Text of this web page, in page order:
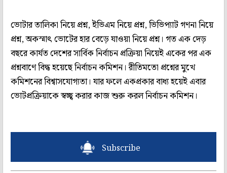
ভোটার তালিকা নিয়ে প্রশ্ন, ইভিএম নিয়ে প্রশ্ন, ভিভিপ্যাট গণনা নিয়ে
প্রশ্ন, অকস্মাৎ ভোটের হার বেড়ে যাওয়া নিয়ে প্রশ্ন। গত এক দেড়
বছরে কার্যত দেশের সার্বিক নির্বাচন প্রক্রিয়া নিয়েই একের পর এক
প্রশ্নবাণে বিদ্ধ হয়েছে নির্বাচন কমিশন। রীতিমতো প্রশ্নের মুখে
কমিশনের বিশ্বাসযোগ্যতা। যার ফলে একপ্রকার বাধ্য হয়েই এবার
ভোটপ্রক্রিয়াকে স্বচ্ছ্ব করার কাজ শুরু করল নির্বাচন কমিশন।
Subscribe